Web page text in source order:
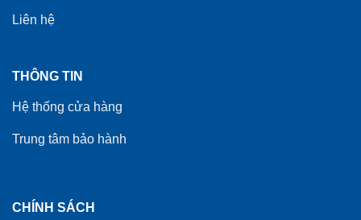
Liên hệ
THÔNG TIN
Hệ thống cửa hàng
Trung tâm bảo hành
CHÍNH SÁCH